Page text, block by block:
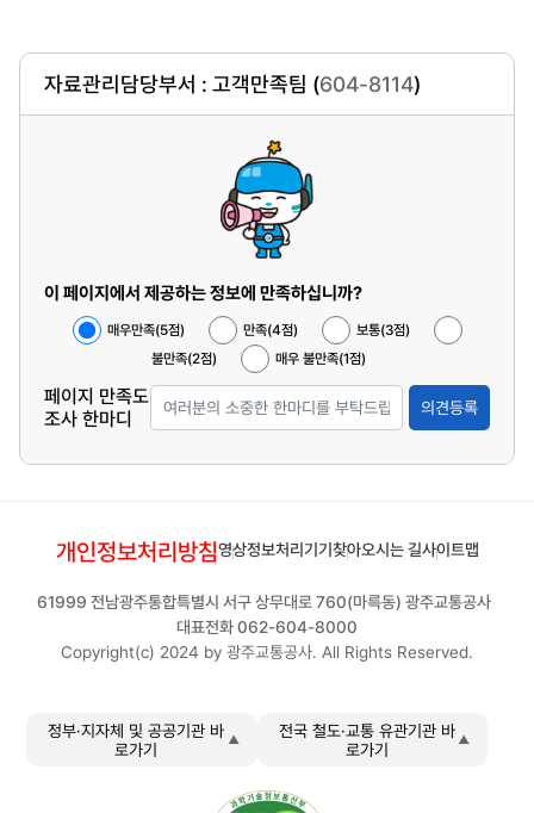
자료관리담당부서 : 고객만족팀 (604-8114)
이 페이지에서 제공하는 정보에 만족하십니까?
매우만족(5점) 만족(4점)
보통(3점)
불만족(2점)
매우 불만족(1점)
페이지 만족도
조사 한마디
의견등록
개인정보처리방침영상정보처리기기 찾아오시는 길사이트맵
61999 전남광주통합특별시 서구 상무대로 760(마륵동) 광주교통공사
대표전화 062-604-8000
Copyright(c) 2024 by 광주교통공사. All Rights Reserved.
정부·지자체 및 공공기관 바
로가기
전국 철도·교통 유관기관 바
로가기